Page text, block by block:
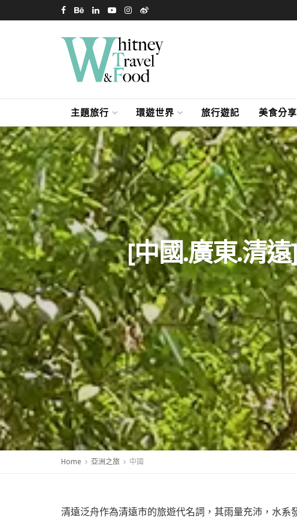
主題旅行 環遊世界 旅行遊記 美食分享
[中國.廣東.清
Home 亞洲之旅 中國
清遠泛舟作為清遠市的旅遊代名詞，其雨量充沛，水